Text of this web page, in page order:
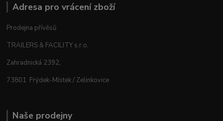
Adresa pro vrácení zboží
Prodejna přívěsů
TRAILERS & FACILITY s.r.o.
Zahradnická 2392,
73801 Frýdek-Místek / Zelinkovice
Naše prodejny